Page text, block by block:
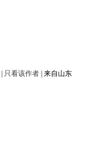
只看该作者 来自山东